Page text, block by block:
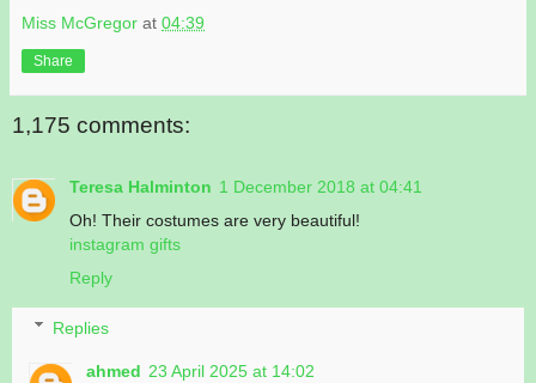
Miss McGregor at 04:39
Share
1,175 comments:
Teresa Halminton 1 December 2018 at 04:41
Oh! Their costumes are very beautiful!
instagram gifts
Reply
Replies
ahmed 23 April 2025 at 14:02